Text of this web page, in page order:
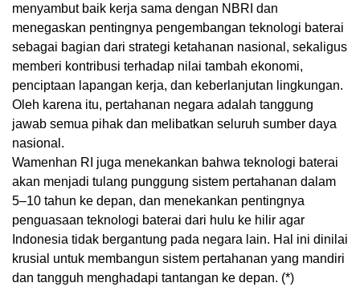
menyambut baik kerja sama dengan NBRI dan
menegaskan pentingnya pengembangan teknologi baterai
sebagai bagian dari strategi ketahanan nasional, sekaligus
memberi kontribusi terhadap nilai tambah ekonomi,
penciptaan lapangan kerja, dan keberlanjutan lingkungan.
Oleh karena itu, pertahanan negara adalah tanggung
jawab semua pihak dan melibatkan seluruh sumber daya
nasional.
Wamenhan RI juga menekankan bahwa teknologi baterai
akan menjadi tulang punggung sistem pertahanan dalam
5–10 tahun ke depan, dan menekankan pentingnya
penguasaan teknologi baterai dari hulu ke hilir agar
Indonesia tidak bergantung pada negara lain. Hal ini dinilai
krusial untuk membangun sistem pertahanan yang mandiri
dan tangguh menghadapi tantangan ke depan. (*)